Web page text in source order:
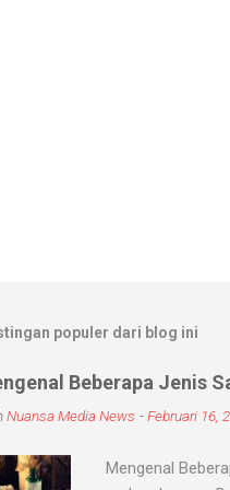
populer dari blog ini
Beberapa Jenis
Nuansa Media News -Februari 16,
Mengenal